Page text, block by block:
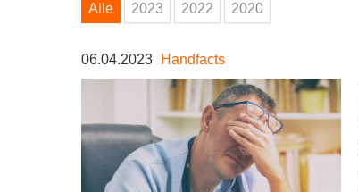
Alle 2023 2022 2020
06.04.2023 Handfacts